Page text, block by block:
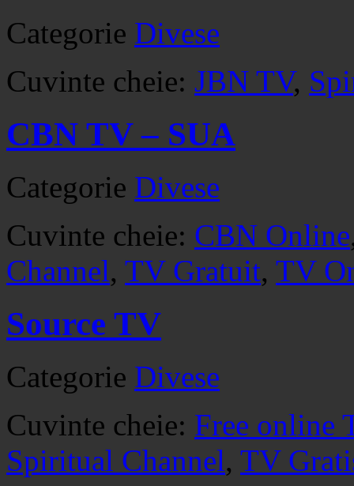
Categorie Divese
Cuvinte cheie: JBN TV,
CBN TV – SUA
Categorie Divese
Cuvinte cheie: CBN Online
Channel, TV Gratuit, TV
Source TV
Categorie Divese
Cuvinte cheie: Free online
Spiritual Channel, TV